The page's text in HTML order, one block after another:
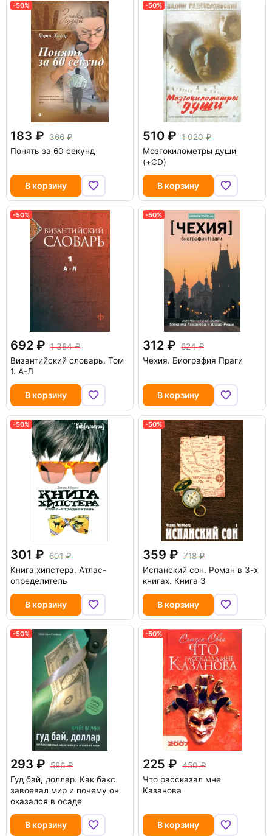
-50%
183
366
Понять за 60 секунд
В корзину
-50%
510
1 020
Мозгокилометры души
(+CD)
В корзину
-50%
692
1 384
Византийский словарь. Том
1. А-Л
В корзину
-50%
312
624
Чехия. Биография Праги
В корзину
-50%
301
601
Книга хипстера. Атлас-
определитель
В корзину
-50%
359
718
Испанский сон. Роман в 3-х
книгах. Книга 3
В корзину
-50%
293
586
Гуд бай, доллар. Как бакс
завоевал мир и почему он
оказался в осаде
В корзину
-50%
225
450
Что рассказал мне
Казанова
В корзину